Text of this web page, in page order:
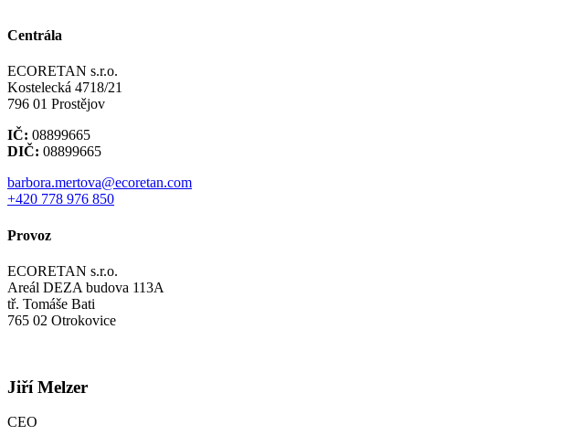
Centrála
ECORETAN s.r.o.
Kostelecká 4718/21
796 01 Prostějov
IČ: 08899665
DIČ: 08899665
barbora.mertova@ecoretan.com
+420 778 976 850
Provoz
ECORETAN s.r.o.
Areál DEZA budova 113A
tř. Tomáše Bati
765 02 Otrokovice
Jiří Melzer
CEO